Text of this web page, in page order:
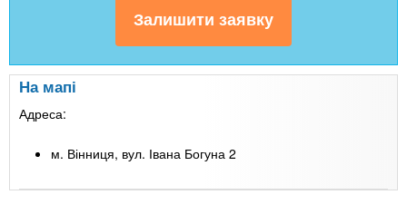
На мапі
Адреса:
м. Вінниця, вул. Івана Богуна 2